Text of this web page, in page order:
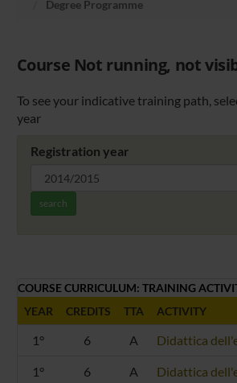
Degree Programme
Course Not running, not
To see your indicative training path,
year
Registration year
search
COURSE CURRICULUM: TRAINING
YEAR
CREDITS TTA ACTIVITY
1° 6 A Didattica
1° 6 A Didattica